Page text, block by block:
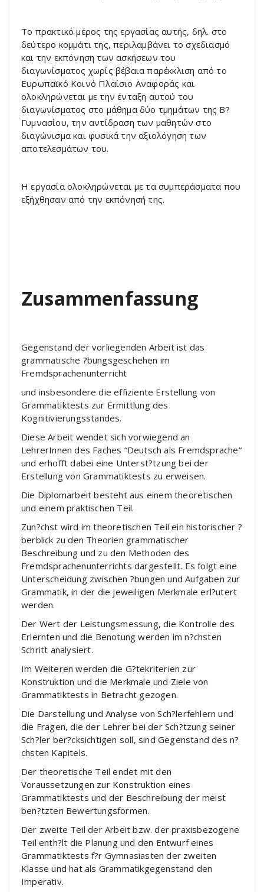
Το πρακτικό μέρος της εργασίας αυτής, δηλ. στο
δεύτερο κομμάτι της, περιλαμβάνει το σχεδιασμό
και την εκπόνηση των ασκήσεων του
διαγωνίσματος χωρίς βέβαια παρέκκλιση από το
Ευρωπαϊκό Κοινό Πλαίσιο Αναφοράς και
ολοκληρώνεται με την ένταξη αυτού του
διαγωνίσματος στο μάθημα δύο τμημάτων της Β?
Γυμνασίου, την αντίδραση των μαθητών στο
διαγώνισμα και φυσικά την αξιολόγηση των
αποτελεσμάτων του.
Η εργασία ολοκληρώνεται με τα συμπεράσματα που
εξήχθησαν από την εκπόνησή της.
Zusammenfassung
Gegenstand der vorliegenden Arbeit ist das
grammatische ?bungsgeschehen im
Fremdsprachenunterricht
und insbesondere die effiziente Erstellung von
Grammatiktests zur Ermittlung des
Kognitivierungsstandes.
Diese Arbeit wendet sich vorwiegend an
LehrerInnen des Faches “Deutsch als Fremdsprache“
und erhofft dabei eine Unterst?tzung bei der
Erstellung von Grammatiktests zu erweisen.
Die Diplomarbeit besteht aus einem theoretischen
und einem praktischen Teil.
Zun?chst wird im theoretischen Teil ein historischer ?
berblick zu den Theorien grammatischer
Beschreibung und zu den Methoden des
Fremdsprachenunterrichts dargestellt. Es folgt eine
Unterscheidung zwischen ?bungen und Aufgaben zur
Grammatik, in der die jeweiligen Merkmale erl?utert
werden.
Der Wert der Leistungsmessung, die Kontrolle des
Erlernten und die Benotung werden im n?chsten
Schritt analysiert.
Im Weiteren werden die G?tekriterien zur
Konstruktion und die Merkmale und Ziele von
Grammatiktests in Betracht gezogen.
Die Darstellung und Analyse von Sch?lerfehlern und
die Fragen, die der Lehrer bei der Sch?tzung seiner
Sch?ler ber?cksichtigen soll, sind Gegenstand des n?
chsten Kapitels.
Der theoretische Teil endet mit den
Voraussetzungen zur Konstruktion eines
Grammatiktests und der Beschreibung der meist
ben?tzten Bewertungsformen.
Der zweite Teil der Arbeit bzw. der praxisbezogene
Teil enth?lt die Planung und den Entwurf eines
Grammatiktests f?r Gymnasiasten der zweiten
Klasse und hat als Grammatikgegenstand den
Imperativ.